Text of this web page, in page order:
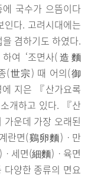
국수가 으뜸이다
다. 고려시대에는
겸하기도 하였다.
여 ‘조면사(造麵
(世宗) 때 어의(御
지은 『산가요록
개하고 있다. 『산
운데 가장 오래된
란면(鷄卵麵)ㆍ만
세면(細麵)ㆍ육면
양한 종류의 면요